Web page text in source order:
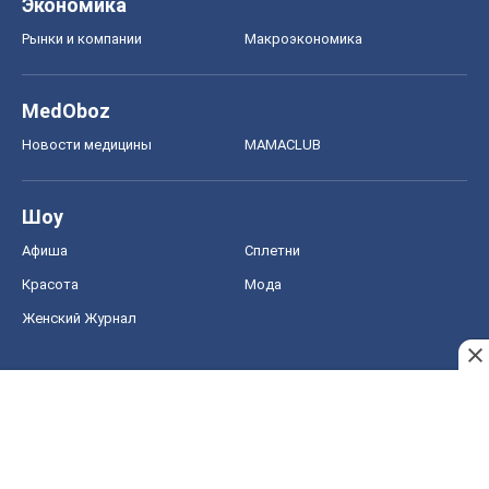
Экономика
Рынки и компании Mакроэкономика
MedOboz
Новости медицины MAMACLUB
Шоу
Афиша Сплетни
Красота Мода
Женский Журнал